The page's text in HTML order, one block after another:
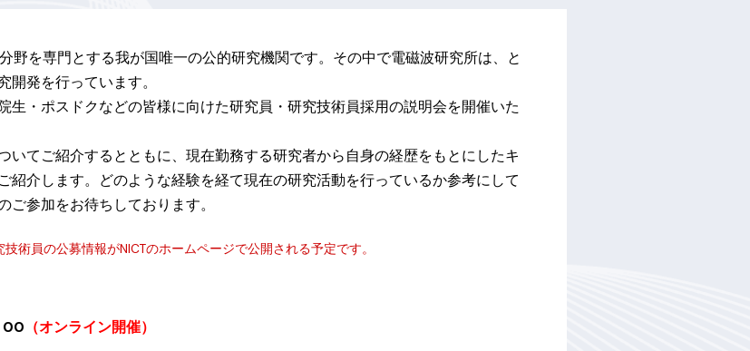
野を専門とする我が国唯一の公的研究機関です。その中で電磁波研究所は、と
開発を行っています。
生・ポスドクなどの皆様に向けた研究員・研究技術員採用の説明会を開催いた
いてご紹介するとともに、現在勤務する研究者から自身の経歴をもとにしたキ
紹介します。どのような経験を経て現在の研究活動を行っているか参考にして
参加をお待ちしております。
術員の公募情報がNICTのホームページで公開される予定です。
00 （オンライン開催）